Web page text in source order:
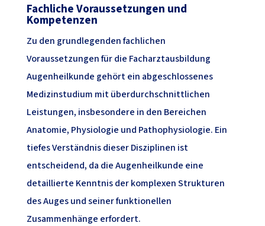
Fachliche Voraussetzungen und
Kompetenzen
Zu den grundlegenden fachlichen
Voraussetzungen für die Facharztausbildung
Augenheilkunde gehört ein abgeschlossenes
Medizinstudium mit überdurchschnittlichen
Leistungen, insbesondere in den Bereichen
Anatomie, Physiologie und Pathophysiologie. Ein
tiefes Verständnis dieser Disziplinen ist
entscheidend, da die Augenheilkunde eine
detaillierte Kenntnis der komplexen Strukturen
des Auges und seiner funktionellen
Zusammenhänge erfordert.